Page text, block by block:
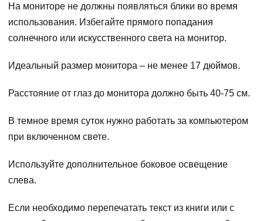
На мониторе не должны появляться блики во время
использования. Избегайте прямого попадания
солнечного или искусственного света на монитор.
Идеальный размер монитора – не менее 17 дюймов.
Расстояние от глаз до монитора должно быть 40-75 см.
В темное время суток нужно работать за компьютером
при включенном свете.
Используйте дополнительное боковое освещение
слева.
Если необходимо перепечатать текст из книги или с